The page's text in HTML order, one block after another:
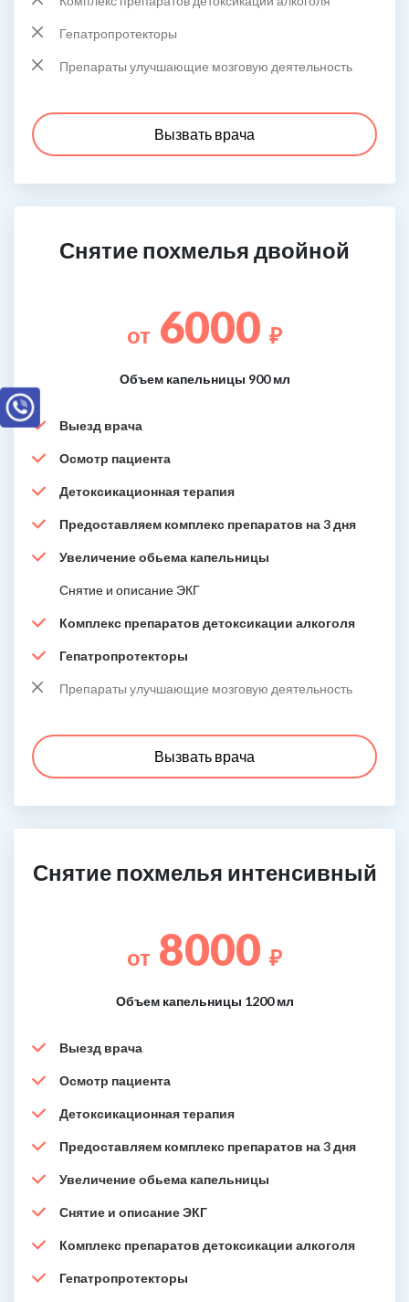
Гепатропротекторы
Препараты улучшающие мозговую деятельность
Вызвать врача
Снятие похмелья двойной
от 6000 ₽
Объем капельницы 900 мл
Выезд врача
Осмотр пациента
Детоксикационная терапия
Предоставляем комплекс препаратов на 3 дня
Увеличение обьема капельницы
Снятие и описание ЭКГ
Комплекс препаратов детоксикации алкоголя
Гепатропротекторы
Препараты улучшающие мозговую деятельность
Вызвать врача
Снятие похмелья интенсивный
от 8000 ₽
Объем капельницы 1200 мл
Выезд врача
Осмотр пациента
Детоксикационная терапия
Предоставляем комплекс препаратов на 3 дня
Увеличение обьема капельницы
Снятие и описание ЭКГ
Комплекс препаратов детоксикации алкоголя
Гепатропротекторы